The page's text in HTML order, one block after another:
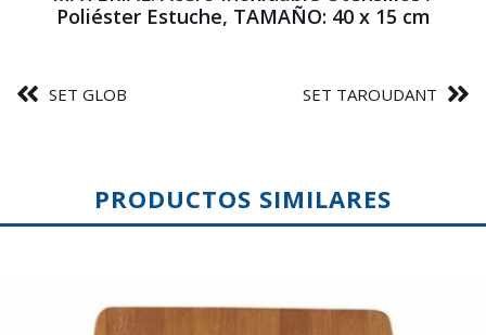
Poliéster Estuche, TAMAÑO: 40 x 15 cm
SET GLOB SET TAROUDANT
PRODUCTOS SIMILARES